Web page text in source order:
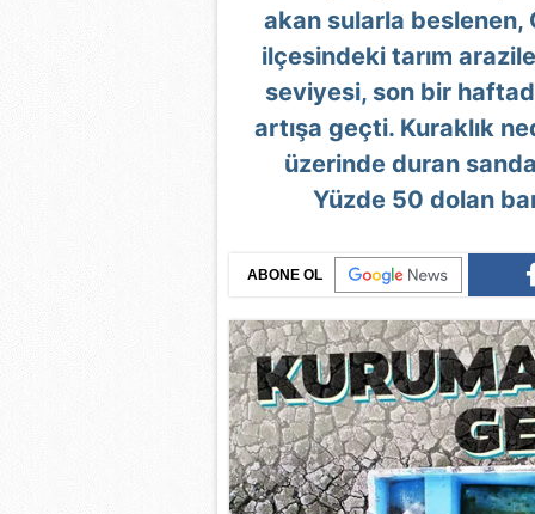
akan sularla beslenen,
ilçesindeki tarım
seviyesi, son bir
artışa geçti. Kuraklık
üzerinde duran
Yüzde 50 dolan
ABONE OL